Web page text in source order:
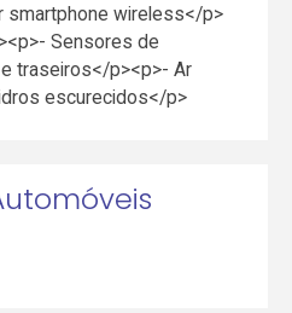
smartphone wireless</p>
Sensores de
traseiros</p><p>- Ar
escurecidos</p>